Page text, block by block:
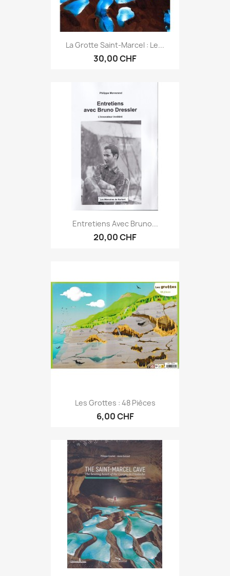
La Grotte Saint-Marcel : Le...
30,00 CHF
Entretiens Avec Bruno...
20,00 CHF
Les Grottes : 48 Pièces
6,00 CHF